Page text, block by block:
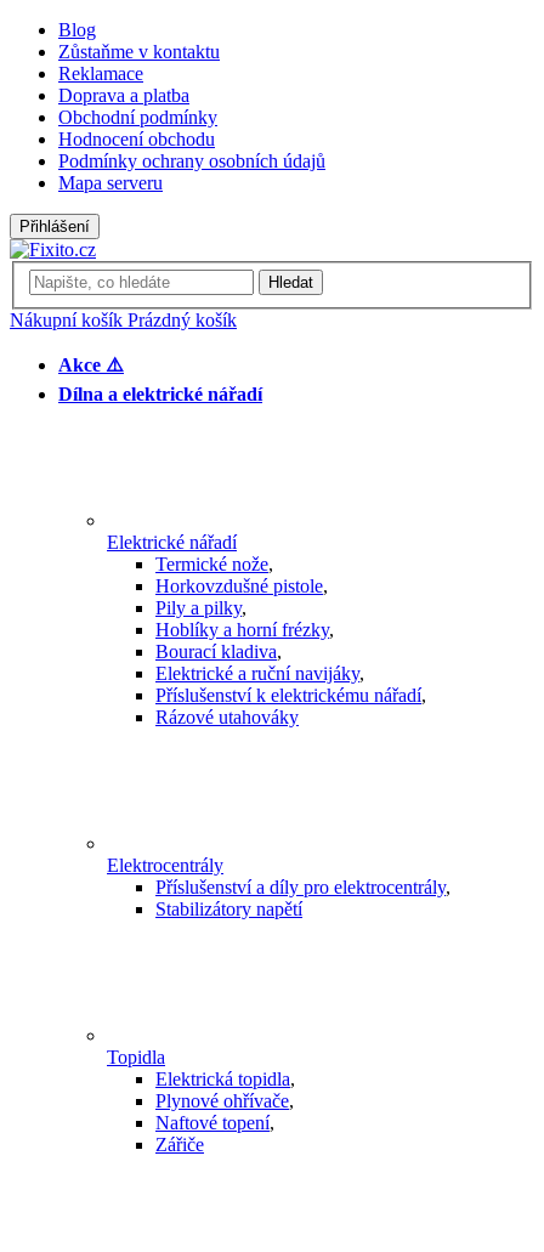
Blog
Zůstaňme v kontaktu
Reklamace
Doprava a platba
Obchodní podmínky
Hodnocení obchodu
Podmínky ochrany osobních údajů
Mapa serveru
Přihlášení
Hledat
Nákupní košík Prázdný košík
Akce ⚠️
Dílna a elektrické nářadí
Elektrické nářadí
Termické nože,
Horkovzdušné pistole,
Pily a pilky,
Hoblíky a horní frézky,
Bourací kladiva,
Elektrické a ruční navijáky,
Příslušenství k elektrickému nářadí,
Rázové utahováky
Elektrocentrály
Příslušenství a díly pro elektrocentrály,
Stabilizátory napětí
Topidla
Elektrická topidla,
Plynové ohřívače,
Naftové topení,
Zářiče